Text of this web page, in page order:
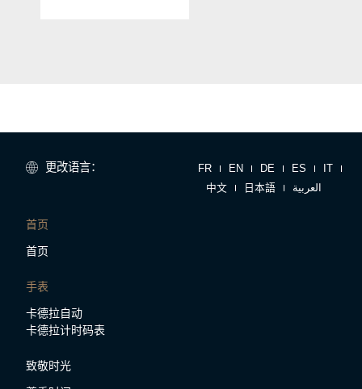
更改语言： FR EN DE ES
IT
中文
日本語 العربية
首页
首页
手表
卡德拉自动
卡德拉计时码表
致敬时光